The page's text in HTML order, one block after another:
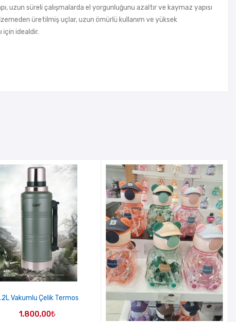
uzun süreli çalışmalarda el yorgunluğunu azaltır ve kaymaz yapısı
üretilmiş uçlar, uzun ömürlü kullanım ve yüksek
için idealdir.
Vakumlu Çelik Termos
1.800,00₺